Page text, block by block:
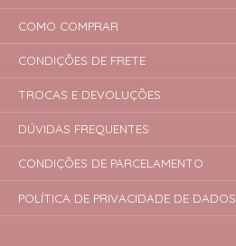
COMO COMPRAR
CONDIÇÕES DE FRETE
TROCAS E DEVOLUÇÕES
DÚVIDAS FREQUENTES
CONDIÇÕES DE PARCELAMENTO
POLÍTICA DE PRIVACIDADE DE DADOS